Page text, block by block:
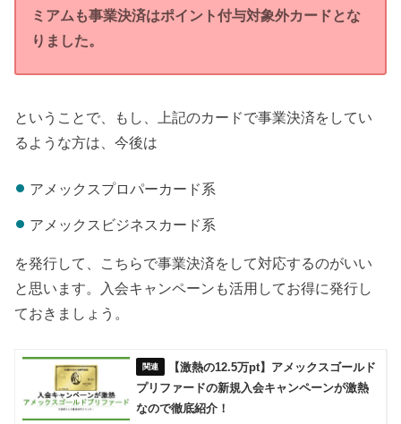
ミアムも事業決済はポイント付与対象外カードとな
りました。
ということで、もし、上記のカードで事業決済をしてい
るような方は、今後は
アメックスプロパーカード系
アメックスビジネスカード系
を発行して、こちらで事業決済をして対応するのがいい
と思います。入会キャンペーンも活用してお得に発行し
ておきましょう。
【激熱の12.5万pt】アメックスゴールド
プリファードの新規入会キャンペーンが激熱
なので徹底紹介！